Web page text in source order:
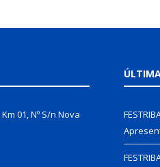
01, Nº S/n Nova